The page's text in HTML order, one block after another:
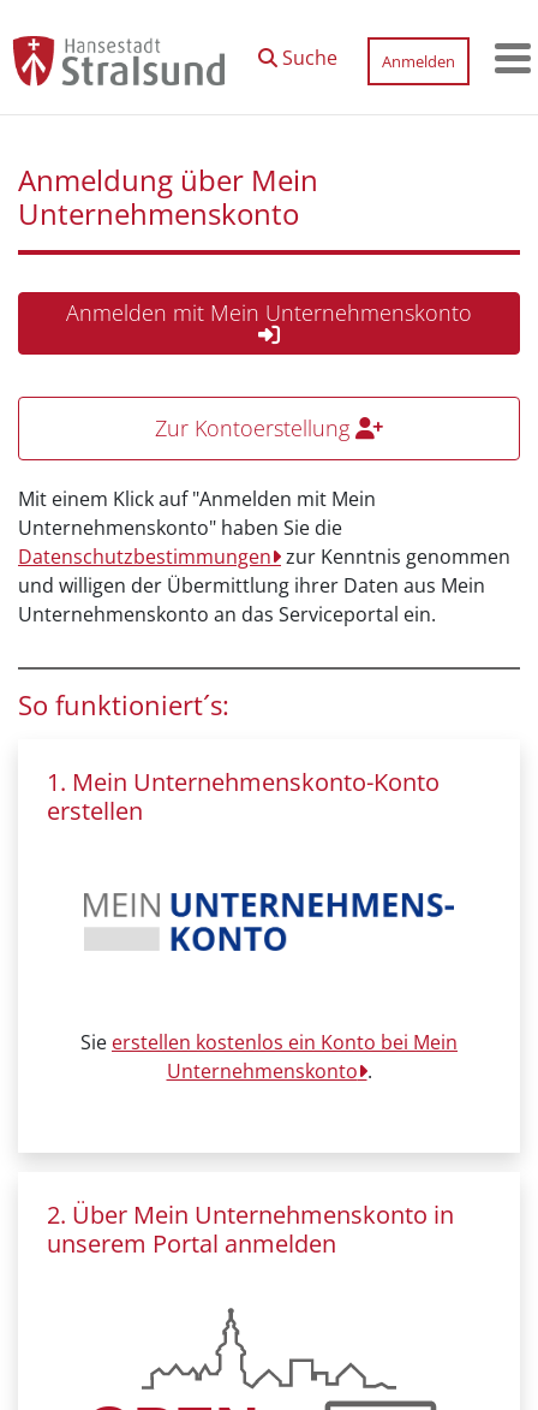
Suche
Anmelden
Anmeldung über Mein
Unternehmenskonto
Zur Kontoerstellung
Mit einem Klick auf "Anmelden mit Mein
Unternehmenskonto" haben Sie die
Datenschutzbestimmungen zur Kenntnis genommen
und willigen der Übermittlung ihrer Daten aus Mein
Unternehmenskonto an das Serviceportal ein.
So funktioniert´s:
1. Mein Unternehmenskonto-Konto
erstellen
Sie erstellen kostenlos ein Konto bei Mein
Unternehmenskonto .
2. Über Mein Unternehmenskonto in
unserem Portal anmelden